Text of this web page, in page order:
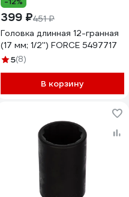
399 ₽451 ₽
Головка длинная 12-гранная
(17 мм; 1/2'') FORCE 5497717
5(8)
В корзину